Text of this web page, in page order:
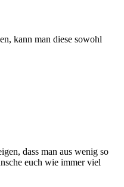
kann man diese sowohl
dass man aus wenig so
euch wie immer viel